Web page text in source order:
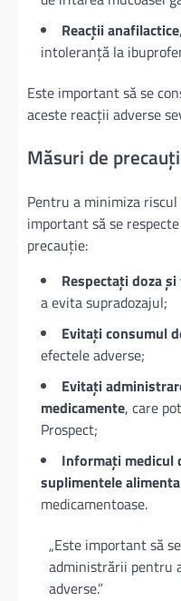
Reacții anafilactice
intoleranță la
Este important să se
aceste reacții adverse
Măsuri de
Pentru a minimiza
important să se
precauție:
Respectați doza
a evita supradozajul;
Evitați consumul
efectele adverse;
Evitați
medicamente, care
Prospect;
Informați medicul
suplimentele
medicamentoase.
„Este important să
administrării pentru
adverse.”